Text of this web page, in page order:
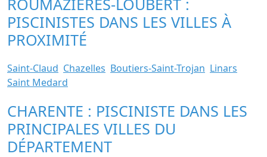
ROUMAZIÈRES-LOUBERT :
PISCINISTES DANS LES VILLES À
PROXIMITÉ
Saint-Claud Chazelles Boutiers-Saint-Trojan Linars
Saint Medard
CHARENTE : PISCINISTE DANS LES
PRINCIPALES VILLES DU
DÉPARTEMENT